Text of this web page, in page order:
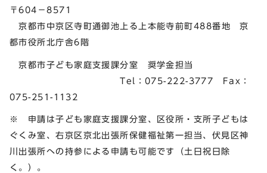
〒604－8571
京都市中京区寺町通御池上る上本能寺前町488番地 京
都市役所北庁舎6階
京都市子ども家庭支援課分室 奨学金担当
Tel：075-222-3777 Fax：
075-251-1132
※ 申請は子ども家庭支援課分室、区役所・支所子どもは
ぐくみ室、右京区京北出張所保健福祉第一担当、伏見区神
川出張所への持参による申請も可能です（土日祝日除
く。）。